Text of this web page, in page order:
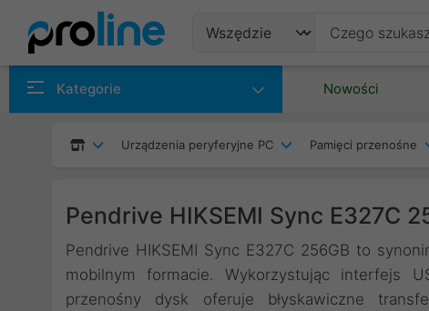
Kategorie Nowości
Urządzenia peryferyjne PC Pamięci przenośne
Pendrive HIKSEMI Sync E327C
Pendrive HIKSEMI Sync E327C 256GB to
mobilnym formacie. Wykorzystując interfejs
przenośny dysk oferuje błyskawiczne